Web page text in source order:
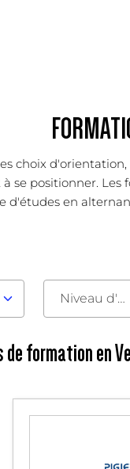
choix
se positionner. Les
d'études en
Niveau d'admission
de formation en